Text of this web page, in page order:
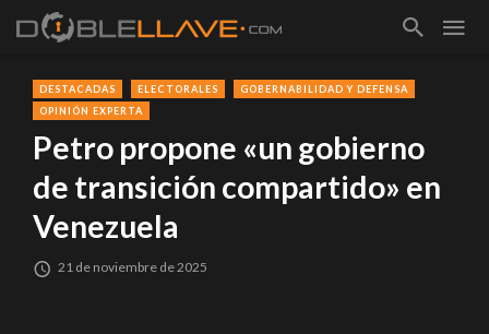
DESTACADAS ELECTORALES
GOBERNABILIDAD Y DEFENSA
OPINIÓN EXPERTA
Petro propone «un gobierno
de transición compartido» en
Venezuela
21 de noviembre de 2025